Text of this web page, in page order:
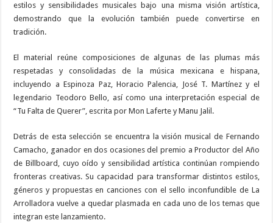
estilos y sensibilidades musicales bajo una misma visión artística,
demostrando que la evolución también puede convertirse en
tradición.
El material reúne composiciones de algunas de las plumas más
respetadas y consolidadas de la música mexicana e hispana,
incluyendo a Espinoza Paz, Horacio Palencia, José T. Martínez y el
legendario Teodoro Bello, así como una interpretación especial de
“Tu Falta de Querer”, escrita por Mon Laferte y Manu Jalil.
Detrás de esta selección se encuentra la visión musical de Fernando
Camacho, ganador en dos ocasiones del premio a Productor del Año
de Billboard, cuyo oído y sensibilidad artística continúan rompiendo
fronteras creativas. Su capacidad para transformar distintos estilos,
géneros y propuestas en canciones con el sello inconfundible de La
Arrolladora vuelve a quedar plasmada en cada uno de los temas que
integran este lanzamiento.